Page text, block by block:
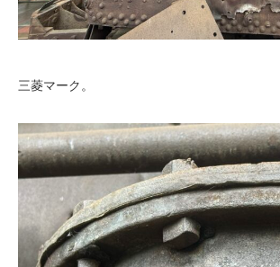
三菱マーク。